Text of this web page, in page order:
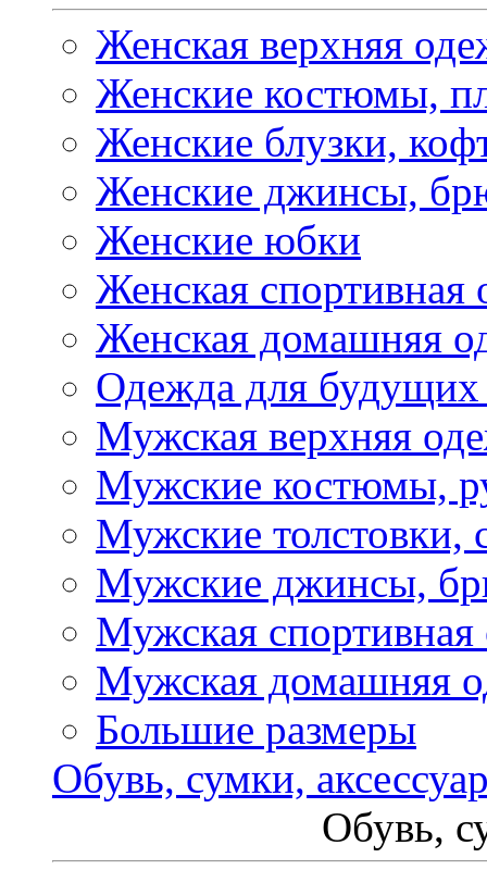
Женская верхняя
Женские костюмы,
Женские блузки,
Женские джинсы,
Женские юбки
Женская спортивная
Женская домашняя
Одежда для
Мужская верхняя
Мужские костюмы,
Мужские толстовки,
Мужские джинсы,
Мужская спортивная
Мужская домашняя
Большие размеры
Обувь, сумки,
Обувь,